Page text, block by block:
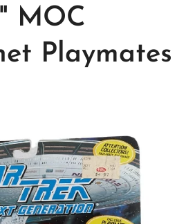
MOC
Playmates